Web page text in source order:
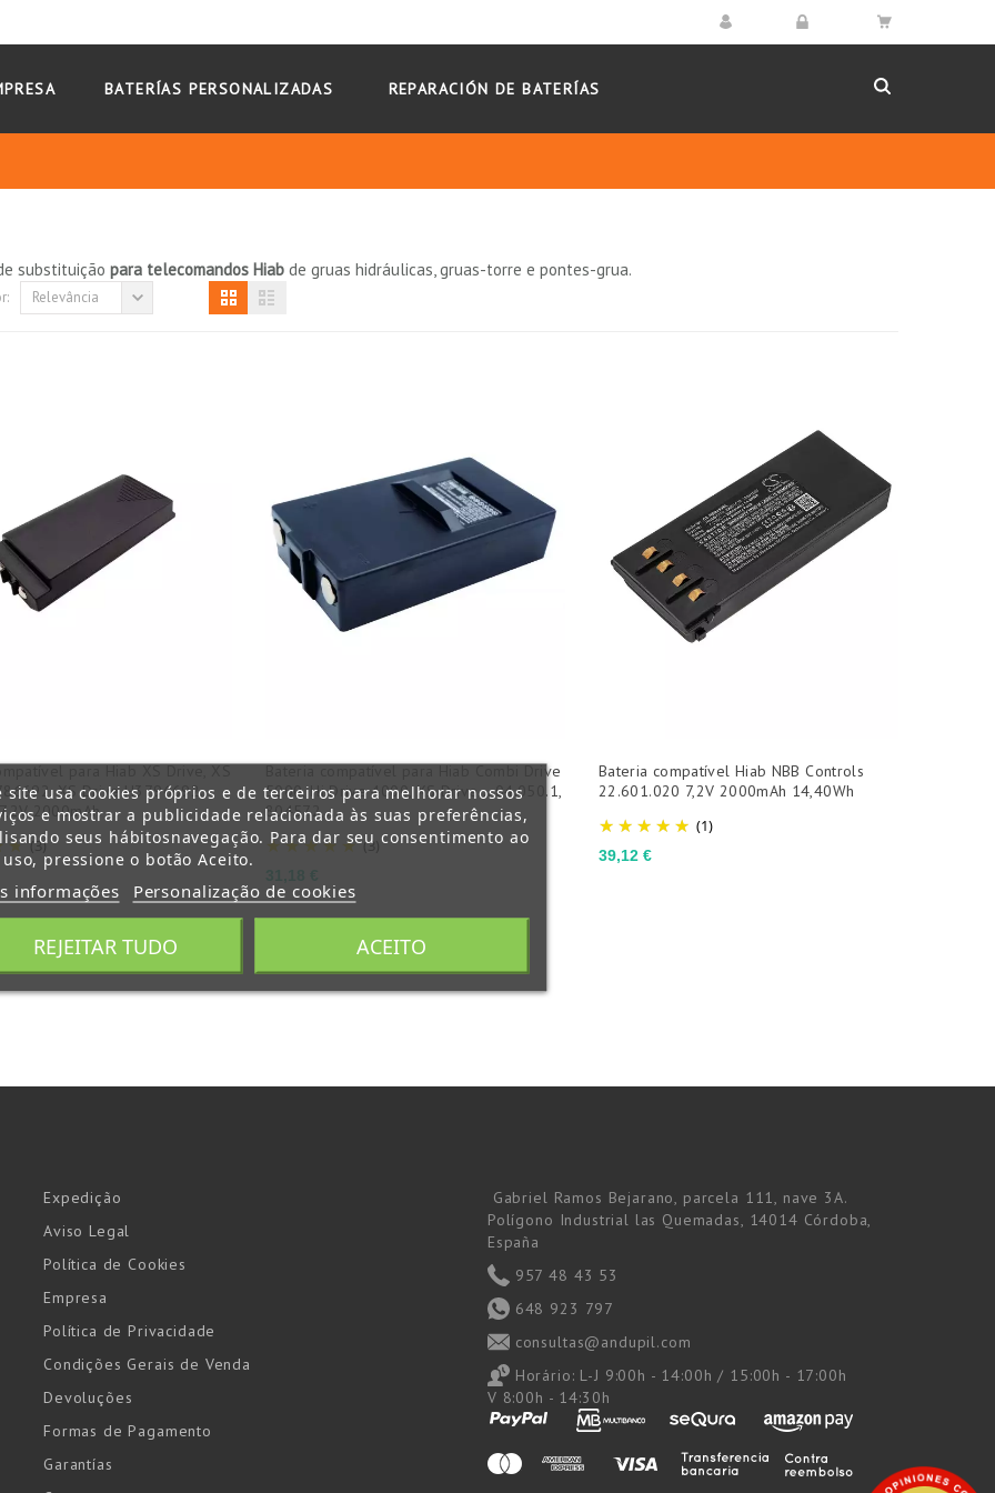
BATERÍAS PERSONALIZADAS REPARACIÓN DE BATERÍAS
substituição para telecomandos Hiab de gruas hidráulicas, gruas-torre e pontes-grua.
Relevância
(3)
para Hiab XS Drive, XS
XS Drive H3796692.
2000mAh
(3)
Bateria compatível para Hiab Combi Drive
5000, Hi Drive 4000, XS Drive... 04.050.1,
804572,...
(1)
Preço
39,12 €
Bateria compatível Hiab NBB Controls
22.601.020 7,2V 2000mAh 14,40Wh
1-3 de um total de 3 artigo(s)
Expedição
Aviso Legal
Política de Cookies
Empresa
Política de Privacidade
Condições Gerais de Venda
Devoluções
Formas de Pagamento
Garantías
Gabriel Ramos Bejarano, parcela 111, nave 3A.
Polígono Industrial las Quemadas, 14014 Córdoba,
España
957 48 43 53
648 923 797
consultas@andupil.com
Horário: L-J 9:00h - 14:00h / 15:00h - 17:00h
V 8:00h - 14:30h
site usa cookies próprios e de terceiros para melhorar nossos
e mostrar a publicidade relacionada às suas preferências,
seus hábitosnavegação. Para dar seu consentimento ao
pressione o botão Aceito.
informações Personalização de cookies
REJEITAR TUDO ACEITO